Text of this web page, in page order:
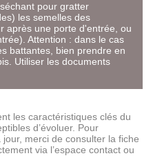
pour gratter
les semelles des
après une porte d'entrée, ou
Attention : dans le cas
battantes, bien prendre en
Utiliser les documents
les caractéristiques clés du
d’évoluer. Pour
merci de consulter la fiche
via l’espace contact ou